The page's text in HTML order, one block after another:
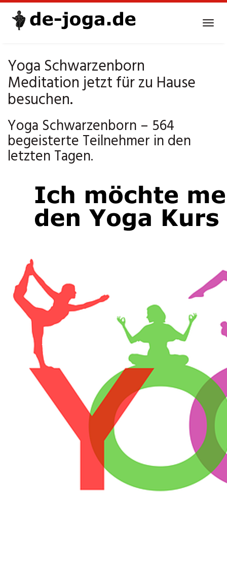
Yoga Schwarzenborn
Meditation jetzt für zu Hause
besuchen.
Yoga Schwarzenborn – 564
begeisterte Teilnehmer in den
letzten Tagen.